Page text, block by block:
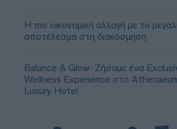
Η πιο οικονομική αλλαγή με το
αποτέλεσμα στη διακόσμηση
Balance & Glow: Ζήσαμε ένα
Wellness Experience στο
Luxury Hotel